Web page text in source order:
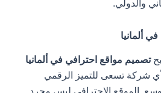
والدولي.
ألمانيا
تصميم مواقع احترافي في ألمانيا
شركة تسعى للتميز الرقمي